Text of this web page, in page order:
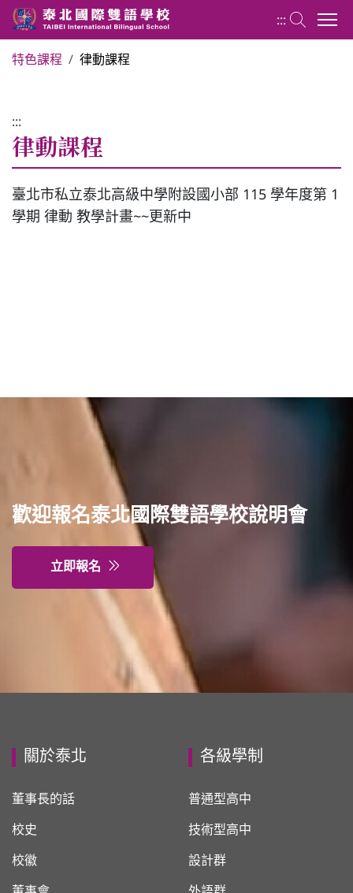
特色課程 律動課程
:::
律動課程
臺北市私立泰北高級中學附設國小部 115 學年度第 1
學期 律動 教學計畫~~更新中
歡迎報名泰北國際雙語學校說明會
立即報名
關於泰北
董事長的話
校史
校徽
各級學制
普通型高中
技術型高中
設計群
:::